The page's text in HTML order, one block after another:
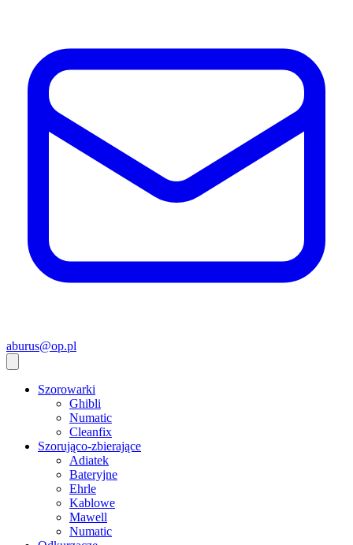
aburus@op.pl
Szorowarki
Ghibli
Numatic
Cleanfix
Szorująco-zbierające
Adiatek
Bateryjne
Ehrle
Kablowe
Mawell
Numatic